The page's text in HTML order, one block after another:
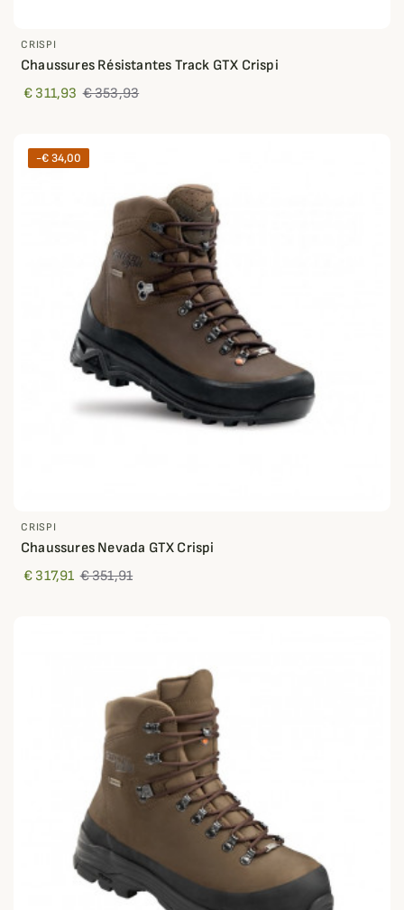
CRISPI
Chaussures Résistantes Track GTX Crispi
€ 311,93 € 353,93
-€ 34,00
CRISPI
Chaussures Nevada GTX Crispi
€ 317,91 € 351,91